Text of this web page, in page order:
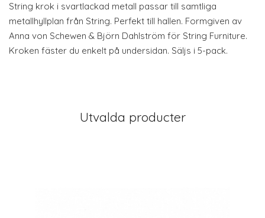
String krok i svartlackad metall passar till samtliga
metallhyllplan från String. Perfekt till hallen. Formgiven av
Anna von Schewen & Björn Dahlström för String Furniture.
Kroken fäster du enkelt på undersidan. Säljs i 5-pack.
Utvalda producter